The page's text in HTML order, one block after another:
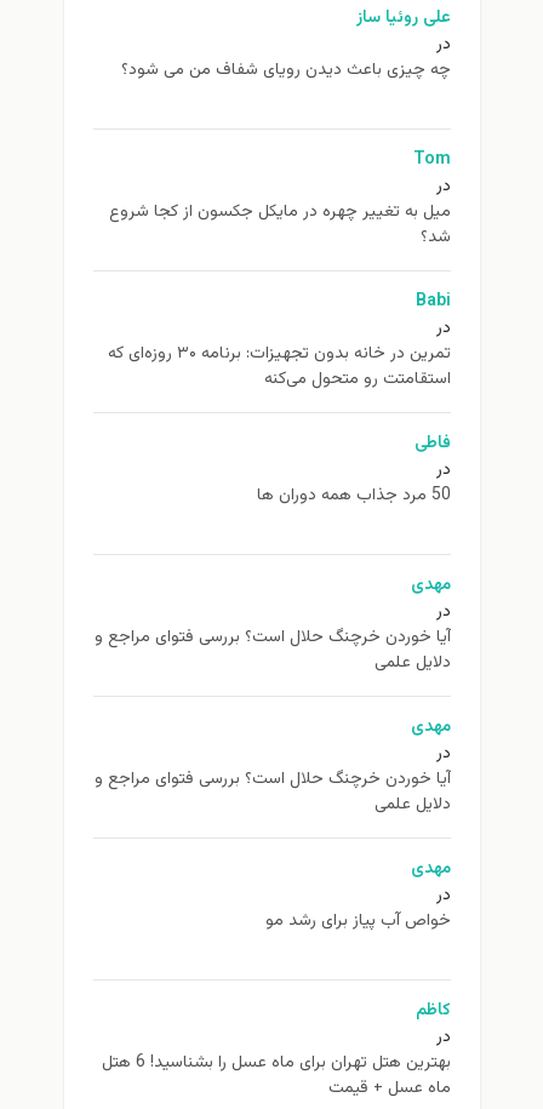
علی روئیا ساز
در
چه چیزی باعث دیدن رویای شفاف من می شود؟
Tom
در
ميل به تغيير چهره در مایکل جکسون از كجا شروع
شد؟
Babi
در
تمرین در خانه بدون تجهیزات: برنامه ۳۰ روزه‌ای که
استقامتت رو متحول می‌کنه
فاطی
در
50 مرد جذاب همه دوران ها
مهدی
در
آیا خوردن خرچنگ حلال است؟ بررسی فتوای مراجع و
دلایل علمی
مهدی
در
آیا خوردن خرچنگ حلال است؟ بررسی فتوای مراجع و
دلایل علمی
مهدی
در
خواص آب پیاز برای رشد مو
کاظم
در
بهترین هتل تهران برای ماه عسل را بشناسید! 6 هتل
ماه عسل + قیمت